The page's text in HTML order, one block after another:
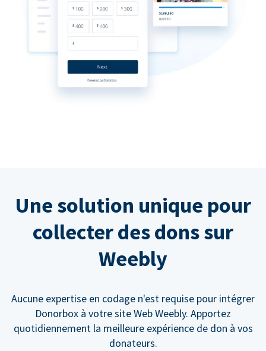
Une solution unique pour
collecter des dons sur
Weebly
Aucune expertise en codage n'est requise pour intégrer
Donorbox à votre site Web Weebly. Apportez
quotidiennement la meilleure expérience de don à vos
donateurs.